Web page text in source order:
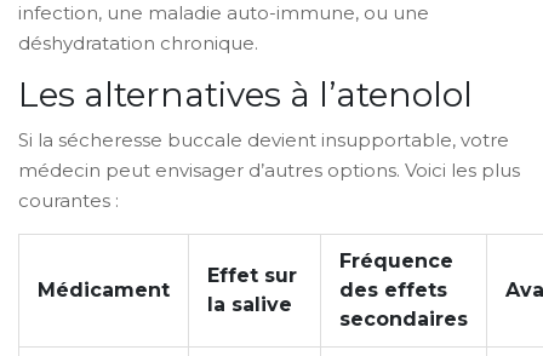
infection, une maladie auto-immune, ou une
déshydratation chronique.
Les alternatives à l’atenolol
Si la sécheresse buccale devient insupportable, votre
médecin peut envisager d’autres options. Voici les plus
courantes :
Médicament
Effet sur
la salive
Fréquence
des effets
secondaires